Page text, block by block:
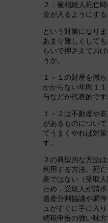
２：被相続人死亡
金が入るようにする
という対策になり
あまり難しくして
らいで押さえてお
うか。
１－１の財産を減
かからない年間１
与などが代表的です
１－２は不動産や
があるものについ
てうまくやれば対
す。
２の典型的な方法
利用する方法。死
産ではない（受取
ため，受取人が請
遺産分割協議や調
ュがすぐに手に入
続税申告の強い味方